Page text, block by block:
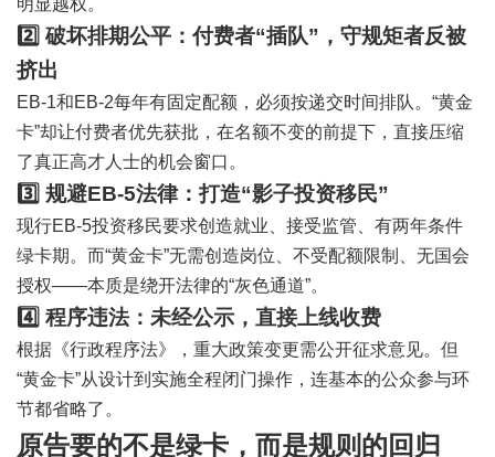
明显越权。
2️⃣ 破坏排期公平：付费者“插队”，守规矩者反被
挤出
EB-1和EB-2每年有固定配额，必须按递交时间排队。“黄金
卡”却让付费者优先获批，在名额不变的前提下，直接压缩
了真正高才人士的机会窗口。
3️⃣ 规避EB-5法律：打造“影子投资移民”
现行EB-5投资移民要求创造就业、接受监管、有两年条件
绿卡期。而“黄金卡”无需创造岗位、不受配额限制、无国会
授权——本质是绕开法律的“灰色通道”。
4️⃣ 程序违法：未经公示，直接上线收费
根据《行政程序法》，重大政策变更需公开征求意见。但
“黄金卡”从设计到实施全程闭门操作，连基本的公众参与环
节都省略了。
原告要的不是绿卡，而是规则的回归